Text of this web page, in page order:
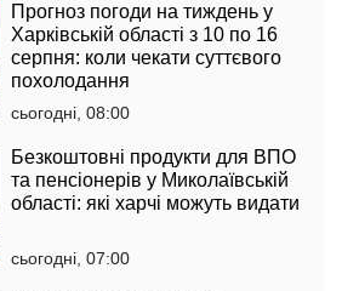
Прогноз погоди на тиждень у
Харківській області з 10 по 16
серпня: коли чекати суттєвого
похолодання
сьогодні, 08:00
Безкоштовні продукти для ВПО
та пенсіонерів у Миколаївській
області: які харчі можуть видати
сьогодні, 07:00